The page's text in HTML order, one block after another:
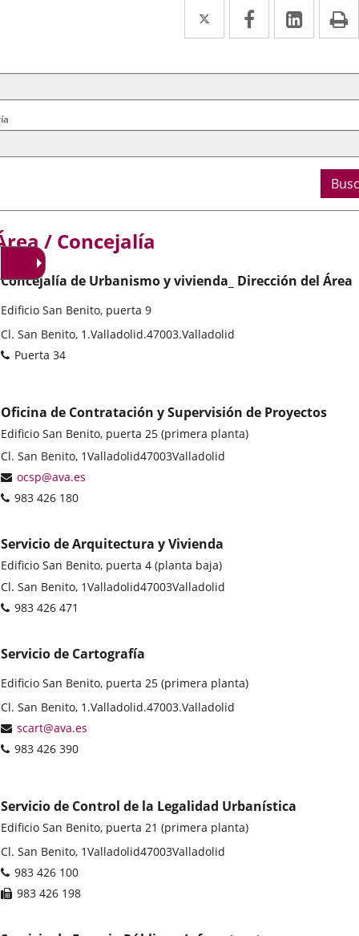
Twitter
Enlace
a
una
aplicación
Facebook
Enlace
a
una
aplicación
Enlace
a
una
/ Concejalía
Concejalía de Urbanismo y vivienda_ Dirección del Área
Edificio San Benito, puerta 9
Dirección
postal
Cl. San Benito, 1.Valladolid.47003.Valladolid
Teléfonos
Puerta 34
Oficina de Contratación y Supervisión de Proyectos
Edificio San Benito, puerta 25 (primera planta)
Dirección
postal
Cl. San Benito, 1Valladolid47003Valladolid
Dirección
de
ocsp@ava.es
Teléfonos
983 426 180
Servicio de Arquitectura y Vivienda
Edificio San Benito, puerta 4 (planta baja)
Dirección
postal
Cl. San Benito, 1Valladolid47003Valladolid
Teléfonos
983 426 471
Servicio de Cartografía
Edificio San Benito, puerta 25 (primera planta)
Dirección
postal
Cl. San Benito, 1.Valladolid.47003.Valladolid
Dirección
de
scart@ava.es
Teléfonos
983 426 390
Servicio de Control de la Legalidad Urbanística
Edificio San Benito, puerta 21 (primera planta)
Dirección
postal
Cl. San Benito, 1Valladolid47003Valladolid
Teléfonos
983 426 100
Fax
983 426 198